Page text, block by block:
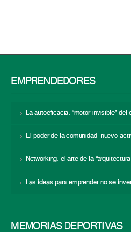
EMPRENDEDORES
La autoeficacia: “motor invisible” del
El poder de la comunidad: nuevo
Networking: el arte de la
Las ideas para emprender no se
MEMORIAS DEPORTIVAS